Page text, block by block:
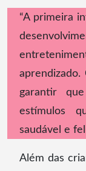
“A primeira
aprendizado.
garantir
estímulos
saudável e
Além das